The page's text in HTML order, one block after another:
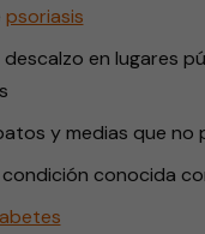
psoriasis
descalzo en lugares
y medias que no
condición conocida